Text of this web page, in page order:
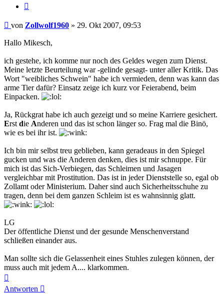
Beitrag
von Zollwolf1960 » 29. Okt 2007, 09:53
Hallo Mikesch,
ich gestehe, ich komme nur noch des Geldes wegen zum Dienst.
Meine letzte Beurteilung war -gelinde gesagt- unter aller Kritik. Das
Wort "weibliches Schwein" habe ich vermieden, denn was kann das
arme Tier dafür? Einsatz zeige ich kurz vor Feierabend, beim
Einpacken.
Ja, Rückgrat habe ich auch gezeigt und so meine Karriere gesichert.
Erst die Anderen und das ist schon länger so. Frag mal die Binö,
wie es bei ihr ist.
Ich bin mir selbst treu geblieben, kann geradeaus in den Spiegel
gucken und was die Anderen denken, dies ist mir schnuppe. Für
mich ist das Sich-Verbiegen, das Schleimen und Jasagen
vergleichbar mit Prostitution. Das ist in jeder Dienststelle so, egal ob
Zollamt oder Ministerium. Daher sind auch Sicherheitsschuhe zu
tragen, denn bei dem ganzen Schleim ist es wahnsinnig glatt.
LG
Der öffentliche Dienst und der gesunde Menschenverstand
schließen einander aus.
Man sollte sich die Gelassenheit eines Stuhles zulegen können, der
muss auch mit jedem A.... klarkommen.
oben
Antworten